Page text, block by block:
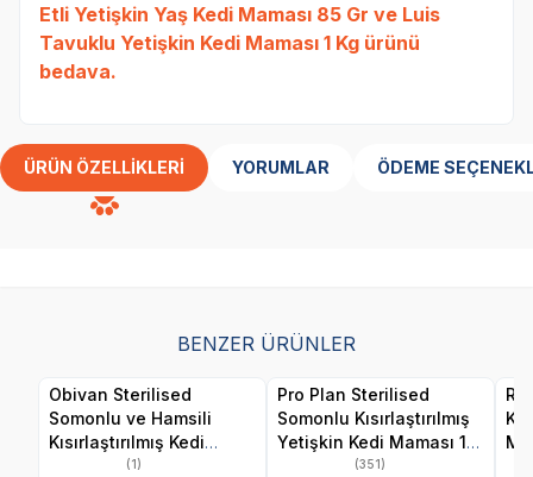
Etli Yetişkin Yaş Kedi Maması 85 Gr ve Luis
Tavuklu Yetişkin Kedi Maması 1 Kg ürünü
bedava.
ÜRÜN ÖZELLIKLERI YORUMLAR ÖDEME
BENZER ÜRÜNLER
Obivan Sterilised
Somonlu ve Hamsili
Kısırlaştırılmış Kedi
Maması 2 kg
(1)
Pro Plan Sterilised
Somonlu Kısırlaştırılmış
Yetişkin Kedi Maması 10
(351)